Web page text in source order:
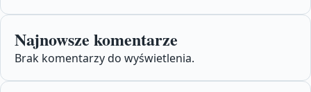
Najnowsze komentarze
Brak komentarzy do wyświetlenia.